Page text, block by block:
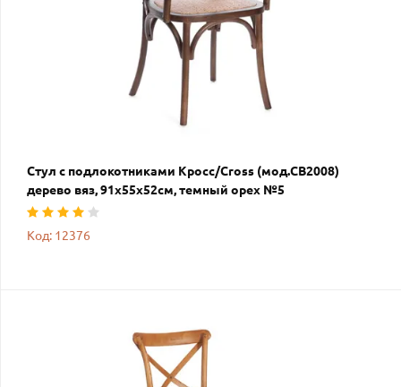
Стул с подлокотниками Кросс/Cross (мод.CB2008)
дерево вяз, 91х55х52см, темный орех №5
Код: 12376